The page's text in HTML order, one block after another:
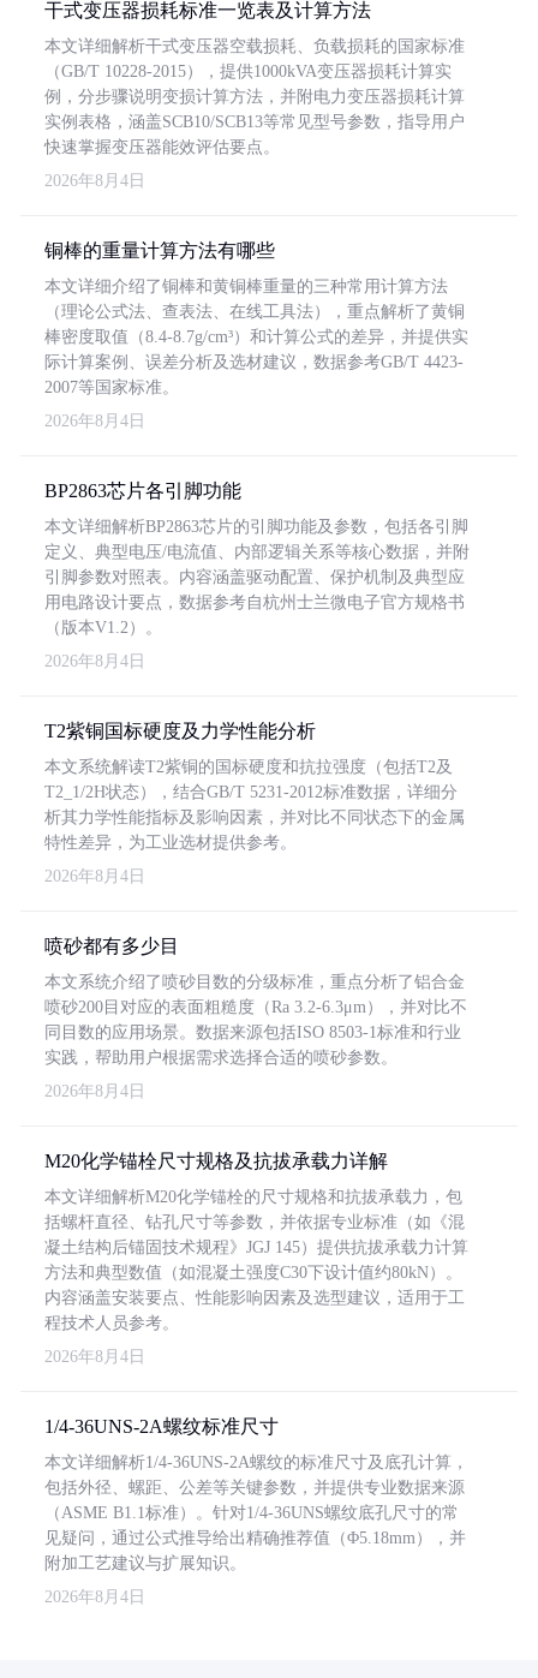
干式变压器损耗标准一览表及计算方法
本文详细解析干式变压器空载损耗、负载损耗的国家标准
（GB/T 10228-2015），提供1000kVA变压器损耗计算实
例，分步骤说明变损计算方法，并附电力变压器损耗计算
实例表格，涵盖SCB10/SCB13等常见型号参数，指导用户
快速掌握变压器能效评估要点。
2026年8月4日
铜棒的重量计算方法有哪些
本文详细介绍了铜棒和黄铜棒重量的三种常用计算方法
（理论公式法、查表法、在线工具法），重点解析了黄铜
棒密度取值（8.4-8.7g/cm³）和计算公式的差异，并提供实
际计算案例、误差分析及选材建议，数据参考GB/T 4423-
2007等国家标准。
2026年8月4日
BP2863芯片各引脚功能
本文详细解析BP2863芯片的引脚功能及参数，包括各引脚
定义、典型电压/电流值、内部逻辑关系等核心数据，并附
引脚参数对照表。内容涵盖驱动配置、保护机制及典型应
用电路设计要点，数据参考自杭州士兰微电子官方规格书
（版本V1.2）。
2026年8月4日
T2紫铜国标硬度及力学性能分析
本文系统解读T2紫铜的国标硬度和抗拉强度（包括T2及
T2_1/2H状态），结合GB/T 5231-2012标准数据，详细分
析其力学性能指标及影响因素，并对比不同状态下的金属
特性差异，为工业选材提供参考。
2026年8月4日
喷砂都有多少目
本文系统介绍了喷砂目数的分级标准，重点分析了铝合金
喷砂200目对应的表面粗糙度（Ra 3.2-6.3μm），并对比不
同目数的应用场景。数据来源包括ISO 8503-1标准和行业
实践，帮助用户根据需求选择合适的喷砂参数。
2026年8月4日
M20化学锚栓尺寸规格及抗拔承载力详解
本文详细解析M20化学锚栓的尺寸规格和抗拔承载力，包
括螺杆直径、钻孔尺寸等参数，并依据专业标准（如《混
凝土结构后锚固技术规程》JGJ 145）提供抗拔承载力计算
方法和典型数值（如混凝土强度C30下设计值约80kN）。
内容涵盖安装要点、性能影响因素及选型建议，适用于工
程技术人员参考。
2026年8月4日
1/4-36UNS-2A螺纹标准尺寸
本文详细解析1/4-36UNS-2A螺纹的标准尺寸及底孔计算，
包括外径、螺距、公差等关键参数，并提供专业数据来源
（ASME B1.1标准）。针对1/4-36UNS螺纹底孔尺寸的常
见疑问，通过公式推导给出精确推荐值（Φ5.18mm），并
附加工艺建议与扩展知识。
2026年8月4日